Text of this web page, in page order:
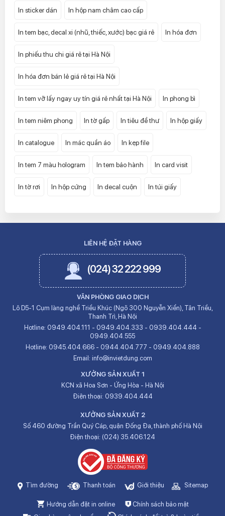
In sticker dán In hộp nam châm cao cấp
In tem bạc, decal xi (nhũ, thiếc, xước) bạc giá rẻ In hóa đơn
In phiếu thu chi giá rẻ tại Hà Nội
In hóa đơn bán lẻ giá rẻ tại Hà Nội
In tem vỡ lấy ngay uy tín giá rẻ nhất tại Hà Nội In phong bì
In tem niêm phong In tờ gấp In tiêu đề thư In hộp giấy
In catalogue In mác quần áo In kẹp file
In tem 7 màu hologram In tem bảo hành In card visit
In tờ rơi In hộp cứng In decal cuộn In túi giấy
LIÊN HỆ ĐẶT HÀNG
(024) 32 222 999
VĂN PHÒNG GIAO DỊCH
Lô D5-1 Cụm làng nghề Triều Khúc (Ngõ 300 Nguyễn Xiển), Tân Triều,
Thanh Trì, Hà Nội
Hotline: 0949.404.111 - 0949.404.333 - 0939.404.444 -
0949.404.555
Hotline: 0945.404.666- 0944.404.777 - 0949.404.888
Email: info@invietdung.com
XƯỞNG SẢN XUẤT 1
KCN xã Hoa Sơn - Ứng Hòa - Hà Nội
Điện thoại: 0939.404.444
XƯỞNG SẢN XUẤT 2
Số 460 đường Trần Quý Cáp, quận Đống Đa, thành phố Hà Nội
Điện thoại: (024) 35.406.124
Tìm đường Thanh toán Giới thiệu Sitemap
Hướng dẫn đặt in online
Chính sách bảo mật